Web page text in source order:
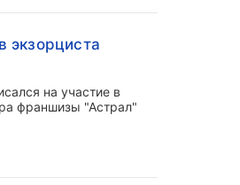
экзорциста
на участие в
франшизы "Астрал"